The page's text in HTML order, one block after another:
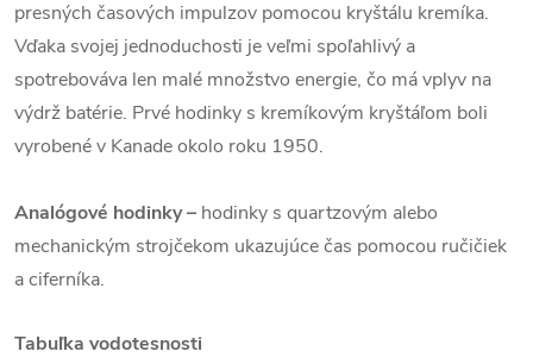
presných časových impulzov pomocou kryštálu kremíka.
Vďaka svojej jednoduchosti je veľmi spoľahlivý a
spotrebováva len malé množstvo energie, čo má vplyv na
výdrž batérie. Prvé hodinky s kremíkovým kryštáľom boli
vyrobené v Kanade okolo roku 1950.
Analógové hodinky – hodinky s quartzovým alebo
mechanickým strojčekom ukazujúce čas pomocou ručičiek
a ciferníka.
Tabuľka vodotesnosti